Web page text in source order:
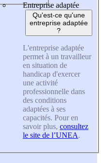
Entreprise adaptée
Qu'est-ce qu'une
entreprise adaptée
?
L'entreprise adaptée
permet à un travailleur
en situation de
handicap d'exercer
une activité
professionnelle dans
des conditions
adaptées à ses
capacités. Pour en
savoir plus, consultez
le site de l’UNEA.